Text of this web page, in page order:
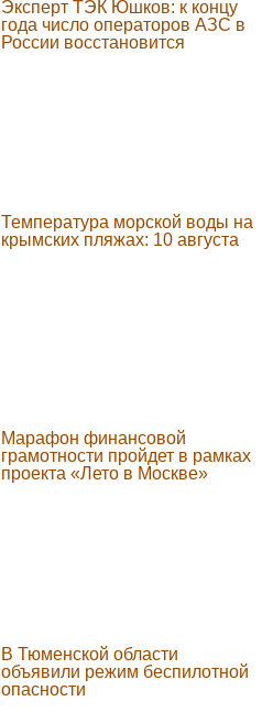
Эксперт ТЭК Юшков: к концу
года число операторов АЗС в
России восстановится
Температура морской воды на
крымских пляжах: 10 августа
Марафон финансовой
грамотности пройдет в рамках
проекта «Лето в Москве»
В Тюменской области
объявили режим беспилотной
опасности